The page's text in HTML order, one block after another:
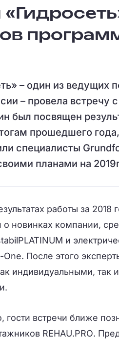
– один из ведущих
– провела
был посвящен
прошедшего
специалисты
планами на
работы за 2018
о новинках компании,
PLATINUM и
-One. После этого
индивидуальными, так
гости встречи ближе
REHAU.PRO.